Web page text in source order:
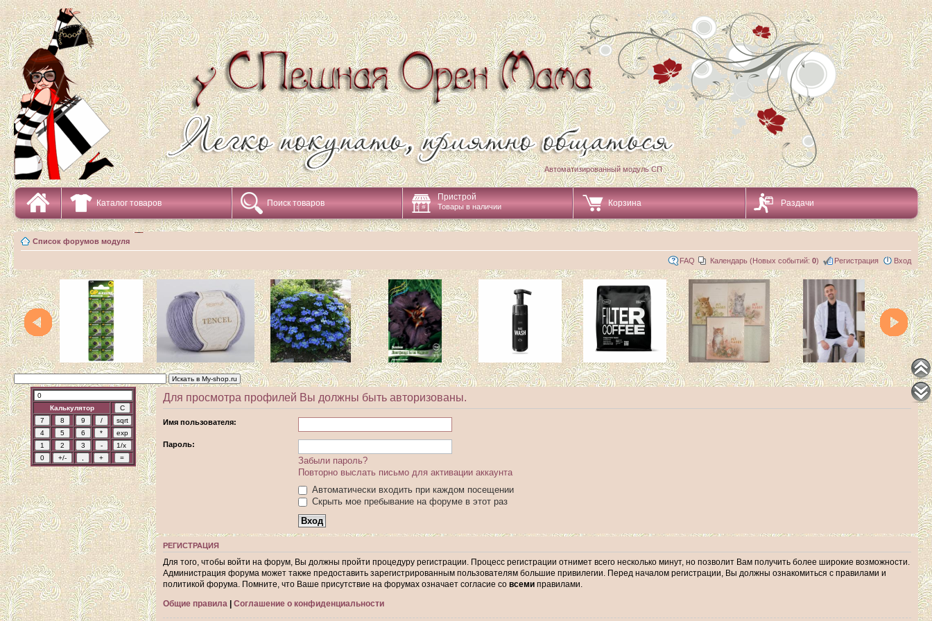
Автоматизированный модуль СП
Каталог товаров Поиск товаров
Пристрой
Товары в наличии Корзина Раздачи
Список форумов модуля
FAQ Календарь (Новых событий: 0) Регистрация Вход
Калькулятор
Для просмотра профилей Вы должны быть авторизованы.
Имя пользователя:
Пароль:
Забыли пароль?
Повторно выслать письмо для активации аккаунта
Автоматически входить при каждом посещении
Скрыть мое пребывание на форуме в этот раз
РЕГИСТРАЦИЯ
Для того, чтобы войти на форум, Вы должны пройти процедуру регистрации. Процесс регистрации отнимет всего несколько минут, но позволит Вам получить более широкие возможности.
Администрация форума может также предоставить зарегистрированным пользователям большие привилегии. Перед началом регистрации, Вы должны ознакомиться с правилами и
политикой форума. Помните, что Ваше присутствие на форумах означает согласие со всеми правилами.
Общие правила | Соглашение о конфиденциальности